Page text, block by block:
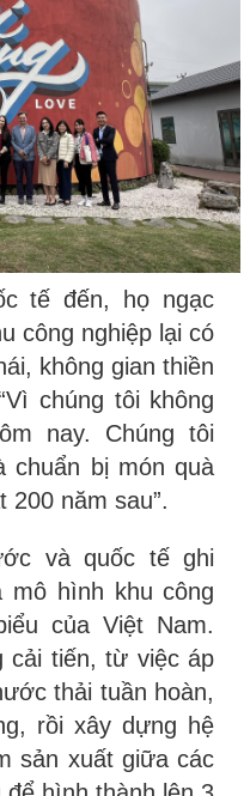
tế đến, họ ngạc
công nghiệp lại có
không gian thiền
chúng tôi không
nay. Chúng tôi
chuẩn bị món quà
200 năm sau”.
và quốc tế ghi
mô hình khu công
của Việt Nam.
cải tiến, từ việc áp
thải tuần hoàn,
rồi xây dựng hệ
sản xuất giữa các